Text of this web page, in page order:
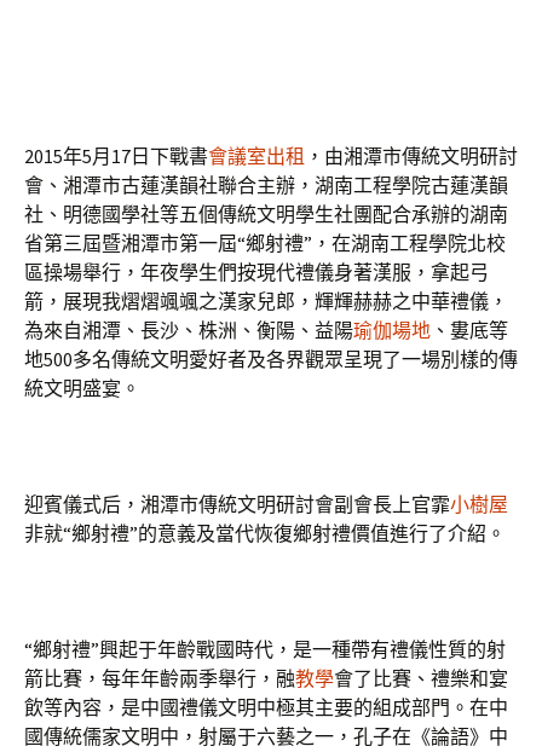
2015年5月17日下戰書會議室出租 ，由湘潭市傳統文明研討
會、湘潭市古蓮漢韻社聯合主辦，湖南工程學院古蓮漢韻
社、明德國學社等五個傳統文明學生社團配合承辦的湖南
省第三屆暨湘潭市第一屆“鄉射禮”，在湖南工程學院北校
區操場舉行，年夜學生們按現代禮儀身著漢服，拿起弓
箭，展現我熠熠颯颯之漢家兒郎，輝輝赫赫之中華禮儀，
為來自湘潭、長沙、株洲、衡陽、益陽瑜伽場地 、婁底等
地500多名傳統文明愛好者及各界觀眾呈現了一場別樣的傳
統文明盛宴。
迎賓儀式后，湘潭市傳統文明研討會副會長上官霏小樹屋
非就“鄉射禮”的意義及當代恢復鄉射禮價值進行了介紹。
“鄉射禮”興起于年齡戰國時代，是一種帶有禮儀性質的射
箭比賽，每年年齡兩季舉行，融教學會了比賽、禮樂和宴
飲等內容，是中國禮儀文明中極其主要的組成部門。在中
國傳統儒家文明中，射屬于六藝之一，孔子在《論語》中